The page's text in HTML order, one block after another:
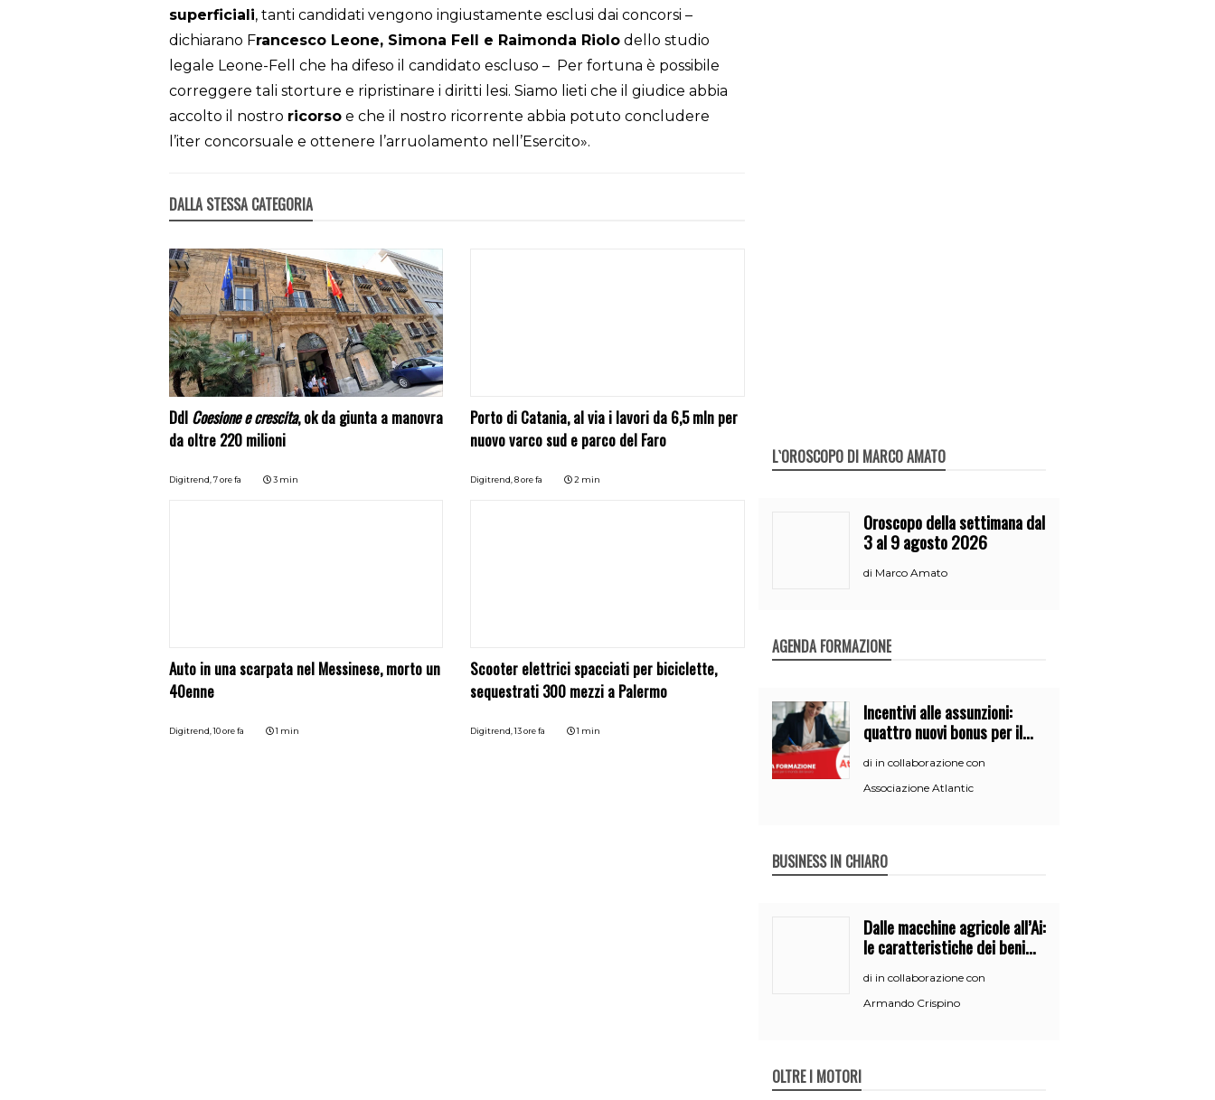
superficiali, tanti candidati vengono ingiustamente esclusi dai concorsi –
dichiarano Francesco Leone, Simona Fell e Raimonda Riolo dello studio
legale Leone-Fell che ha difeso il candidato escluso – Per fortuna è possibile
correggere tali storture e ripristinare i diritti lesi. Siamo lieti che il giudice abbia
accolto il nostro ricorso e che il nostro ricorrente abbia potuto concludere
l’iter concorsuale e ottenere l’arruolamento nell’Esercito».
DALLA STESSA CATEGORIA
Ddl Coesione e crescita, ok da giunta a manovra
da oltre 220 milioni
Digitrend, 7 ore fa 3 min
Porto di Catania, al via i lavori da 6,5 mln per
nuovo varco sud e parco del Faro
Digitrend,8 ore fa 2 min
Auto in una scarpata nel Messinese, morto un
40enne
Digitrend,10 ore fa 1 min
Scooter elettrici spacciati per biciclette,
sequestrati 300 mezzi a Palermo
Digitrend,13 ore fa 1 min
L`OROSCOPO DI MARCO AMATO
Oroscopo della settimana dal
3 al 9 agosto 2026
di Marco Amato
AGENDA FORMAZIONE
Incentivi alle assunzioni:
quattro nuovi bonus per il
di in collaborazione con
Associazione Atlantic
BUSINESS IN CHIARO
Dalle macchine agricole all’Ai:
le caratteristiche dei beni
all’iperammortamento
di in collaborazione con
Armando Crispino
OLTRE I MOTORI